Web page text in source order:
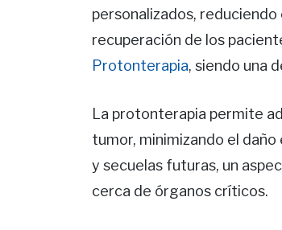
personalizados,
recuperación de los
Protonterapia, siendo una
La protonterapia permite
tumor, minimizando el
y secuelas futuras, un
cerca de órganos críticos.